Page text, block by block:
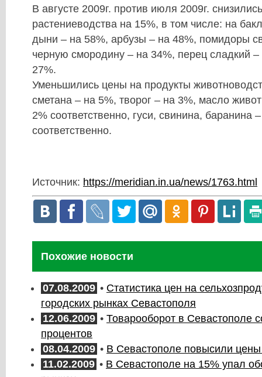
В августе 2009г. против июля 2009г.
растениеводства на 15%, в том числе: на
дыни – на 58%, арбузы – на 48%, помидоры
черную смородину – на 34%, перец сладкий –
27%.
Уменьшились цены на продукты
сметана – на 5%, творог – на 3%, масло
2% соответственно, гуси, свинина, баранина
соответственно.
Источник: https://meridian.in.ua/news/1763.html
Похожие новости
07.08.2009 • Статистика цен на
городских рынках Севастополя
12.06.2009 • Товарооборот в Севастополе
процентов
08.04.2009 • В Севастополе повысили
11.02.2009 • В Севастополе на 15% упал